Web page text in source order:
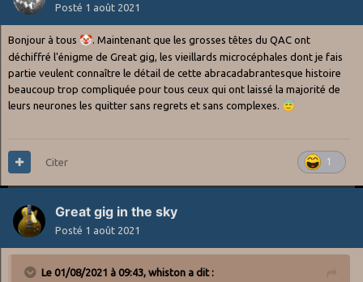
Posté 1 août 2021
Bonjour à tous 🤡 . Maintenant que les grosses têtes du QAC ont
déchiffré l'énigme de Great gig, les vieillards microcéphales dont je fais
partie veulent connaître le détail de cette abracadabrantesque histoire
beaucoup trop compliquée pour tous ceux qui ont laissé la majorité de
leurs neurones les quitter sans regrets et sans complexes. 😇
1
Citer
Great gig in the sky
Posté 1 août 2021
Le 01/08/2021 à 09:43, whiston a dit :